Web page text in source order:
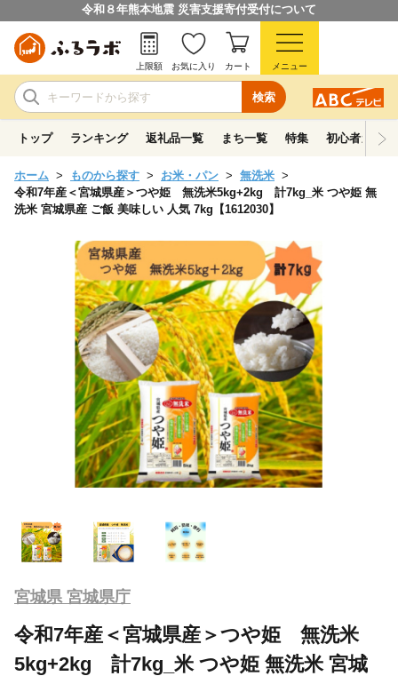
令和８年熊本地震 災害支援寄付受付について
検索
上限額 お気に入り カート メニュー
トップ ランキング 返礼品一覧 まち一覧 特集 初心者ガイド
ホーム ものから探す お米・パン
無洗米
令和7年産＜宮城県産＞つや姫 無洗米5kg+2kg 計7kg_米 つや姫 無
洗米 宮城県産 ご飯 美味しい 人気 7kg【1612030】
宮城県 宮城県庁
令和7年産＜宮城県産＞つや姫 無洗米
5kg+2kg 計7kg_米 つや姫 無洗米 宮城